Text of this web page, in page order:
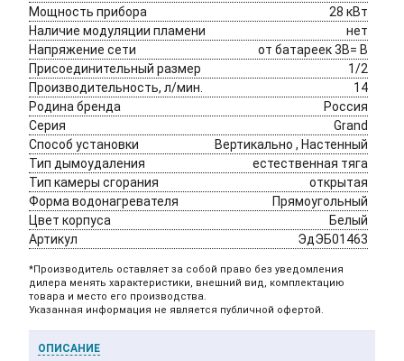
Мощность прибора
28 кВт
Наличие модуляции пламени
нет
Напряжение сети
от батареек 3В= В
Присоединительный размер
1/2
Производительность, л/мин.
14
Родина бренда
Россия
Серия
Grand
Способ установки
Вертикально , Настенный
Тип дымоудаления
естественная тяга
Тип камеры сгорания
открытая
Форма водонагревателя
Прямоугольный
Цвет корпуса
Белый
Артикул
ЭдЭБ01463
*Производитель оставляет за собой право без уведомления
дилера менять характеристики, внешний вид, комплектацию
товара и место его производства.
Указанная информация не является публичной офертой.
ОПИСАНИЕ